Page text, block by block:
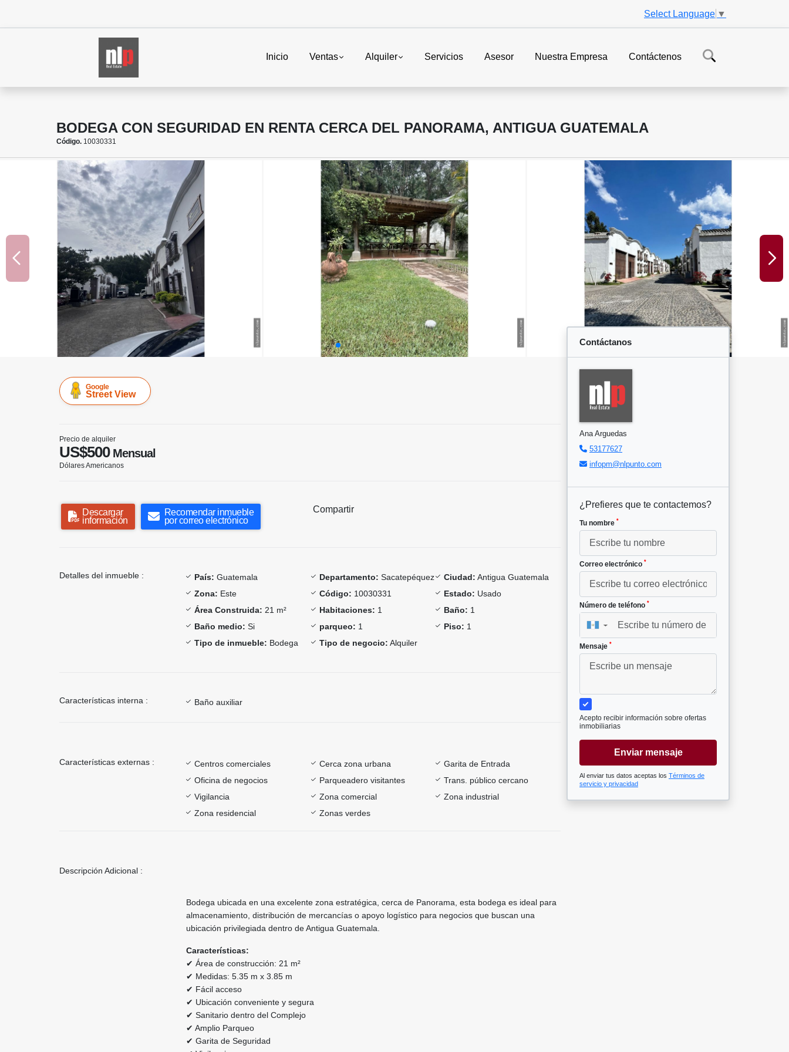
Select Language ▼
Inicio Ventas Alquiler Servicios Asesor Nuestra Empresa Contáctenos
BODEGA CON SEGURIDAD EN RENTA CERCA DEL PANORAMA, ANTIGUA GUATEMALA
Código. 10030331
Google
Street View
Precio de alquiler
US$500Mensual
Dólares Americanos
Descargar
información
Recomendar inmueble
por correo electrónico
Compartir
Detalles del inmueble : País: Guatemala Departamento: Sacatepéquez Ciudad: Antigua Guatemala
Zona: Este Código: 10030331 Estado: Usado
Área Construida: 21 m² Habitaciones: 1 Baño: 1
Baño medio: Si parqueo: 1 Piso: 1
Tipo de inmueble: Bodega Tipo de negocio: Alquiler
Características interna : Baño auxiliar
Características externas : Centros comerciales Cerca zona urbana
Garita de Entrada
Oficina de negocios
Parqueadero visitantes
Trans. público cercano
Vigilancia
Zona comercial
Zona industrial
Zona residencial
Zonas verdes
Descripción Adicional :
Bodega ubicada en una excelente zona estratégica, cerca de Panorama, esta bodega es ideal para
almacenamiento, distribución de mercancías o apoyo logístico para negocios que buscan una
ubicación privilegiada dentro de Antigua Guatemala.
Características:
✔ Área de construcción: 21 m²
✔ Medidas: 5.35 m x 3.85 m
✔ Fácil acceso
✔ Ubicación conveniente y segura
✔ Sanitario dentro del Complejo
✔ Amplio Parqueo
✔ Garita de Seguridad
Contáctanos
Ana Arguedas
53177627
infopm@nlpunto.com
¿Prefieres que te contactemos?
Tu nombre *
Correo electrónico *
Número de teléfono *
▼
Mensaje *
Acepto recibir información sobre ofertas
inmobiliarias
Enviar mensaje
Al enviar tus datos aceptas los Términos de
servicio y privacidad